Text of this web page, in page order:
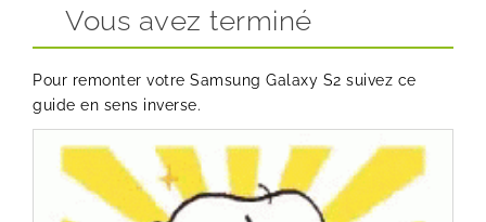
Vous avez terminé
Pour remonter votre Samsung Galaxy S2 suivez ce
guide en sens inverse.